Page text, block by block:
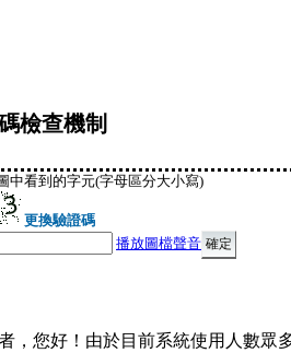
檢查機制
中看到的字元(字母區分大小寫)
更換驗證碼
播放圖檔聲音
，您好！由於目前系統使用人數眾